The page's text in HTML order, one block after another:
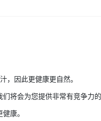
，因此更健康更自然。
将会为您提供非常有竞争力的
康。